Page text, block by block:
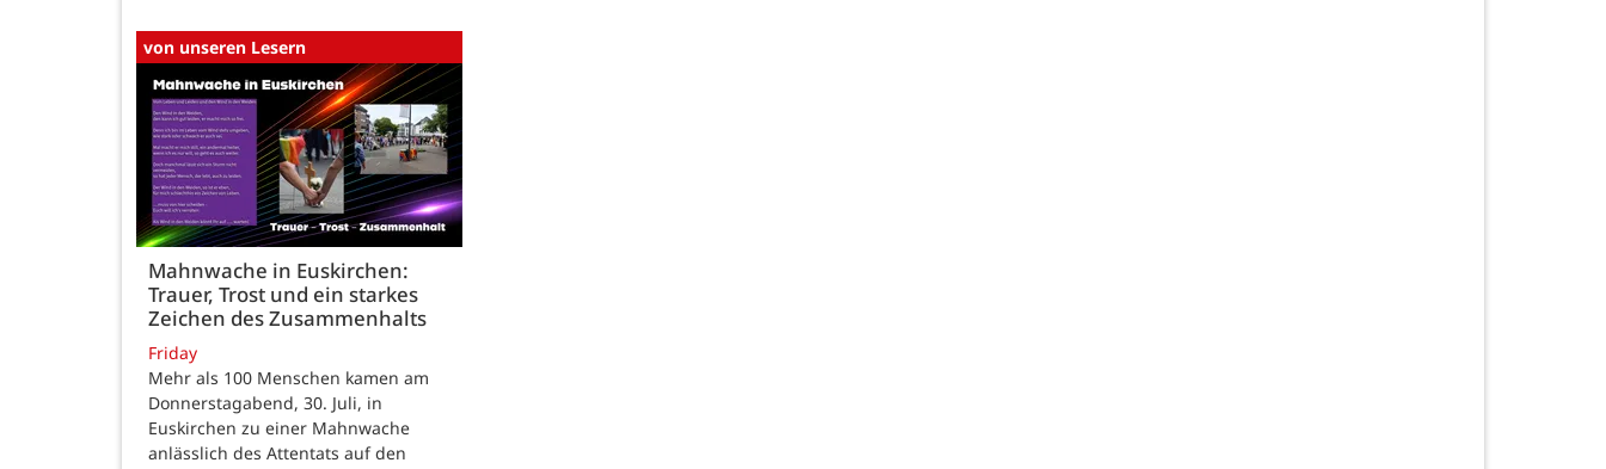
von unseren Lesern
Mahnwache in Euskirchen:
Trauer, Trost und ein starkes
Zeichen des Zusammenhalts
Friday
Mehr als 100 Menschen kamen am
Donnerstagabend, 30. Juli, in
Euskirchen zu einer Mahnwache
anlässlich des Attentats auf den